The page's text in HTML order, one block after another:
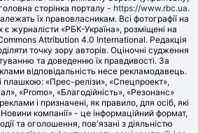
сторінка порталу - https://www.rbc.ua.
їх правовласникам. Всі фотографії на
є журналісти «РБК-Україна», розміщені на
Attribution 4.0 International. Редакція
точку зору авторів. Оціночні судження
та доведенню їх правдивості. За
відповідальність несе рекламодавець.
плашкою: «Прес-релізи», «Спецпроект»,
«Promo», «Благодійність», «Резонанс»
і призначені, як правило, для осіб, які
компанії» - це інформаційний формат,
та оголошення, пов'язані з діяльністю